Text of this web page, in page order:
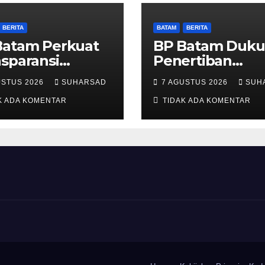
BERITA
Perkuat
Alokasi
Reguler
Hadir
2026 SUHARSAD
ADA KOMENTAR
BATAM BERITA
BP Batam
Penertiban
Pemanfaatan
Ruang Laut
Ketentuan
Peraturan
undangan
7 AGUSTUS 2026
TIDAK ADA KOMENTAR